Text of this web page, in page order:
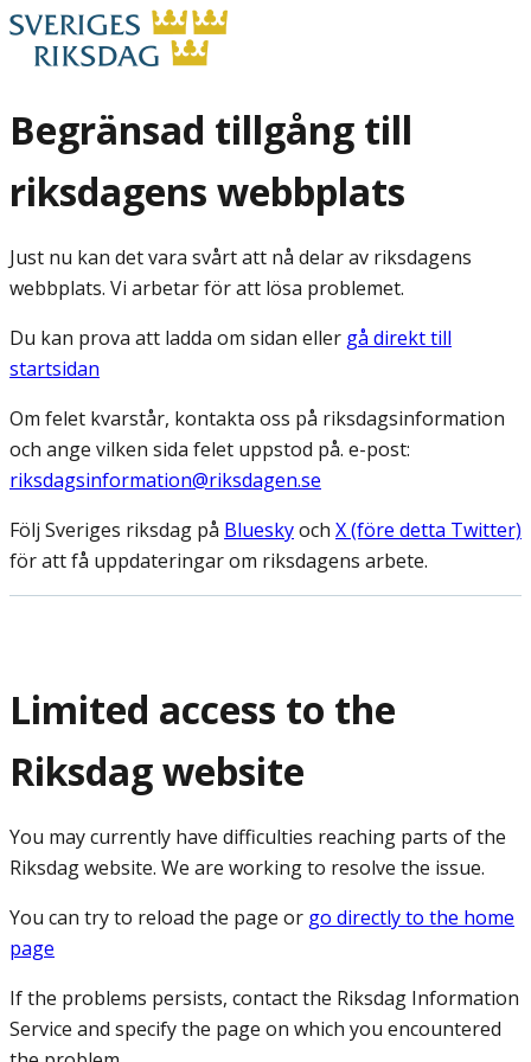
Begränsad tillgång till
riksdagens webbplats
Just nu kan det vara svårt att nå delar av riksdagens
webbplats. Vi arbetar för att lösa problemet.
Du kan prova att ladda om sidan eller gå direkt till
startsidan
Om felet kvarstår, kontakta oss på riksdagsinformation
och ange vilken sida felet uppstod på. e-post:
riksdagsinformation@riksdagen.se
Följ Sveriges riksdag på Blueskyoch X (före detta Twitter)
för att få uppdateringar om riksdagens arbete.
Limited access to the
Riksdag website
You may currently have difficulties reaching parts of the
Riksdag website. We are working to resolve the issue.
You can try to reload the page or go directly to the home
page
If the problems persists, contact the Riksdag Information
Service and specify the page on which you encountered